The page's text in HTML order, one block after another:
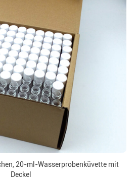
20-ml-Wasserprobenküvette mit
Deckel